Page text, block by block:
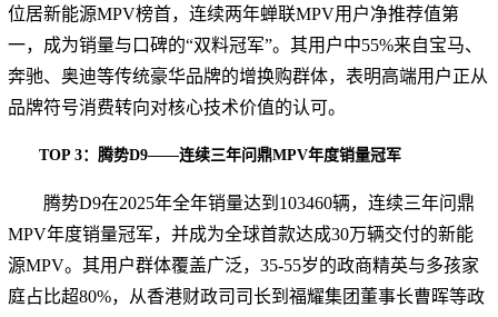
位居新能源MPV榜首，连续两年蝉联MPV用户净推荐值第
一，成为销量与口碑的“双料冠军”。其用户中55%来自宝马、
奔驰、奥迪等传统豪华品牌的增换购群体，表明高端用户正从
品牌符号消费转向对核心技术价值的认可。
TOP 3：腾势D9——连续三年问鼎MPV年度销量冠军
腾势D9在2025年全年销量达到103460辆，连续三年问鼎
MPV年度销量冠军，并成为全球首款达成30万辆交付的新能
源MPV。其用户群体覆盖广泛，35-55岁的政商精英与多孩家
庭占比超80%，从香港财政司司长到福耀集团董事长曹晖等政